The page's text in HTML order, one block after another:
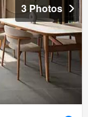
3 Photos